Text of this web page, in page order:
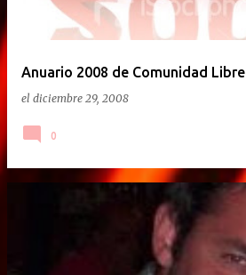
Anuario 2008 de Comunidad Libre
el diciembre 29, 2008
0